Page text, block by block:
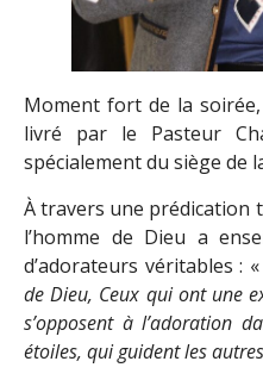
Moment fort de la
livré par le Pasteur
spécialement du siège de
À travers une prédication
l’homme de Dieu a
d’adorateurs véritables : «
de Dieu, Ceux qui ont une
s’opposent à l’adoration
étoiles, qui guident les